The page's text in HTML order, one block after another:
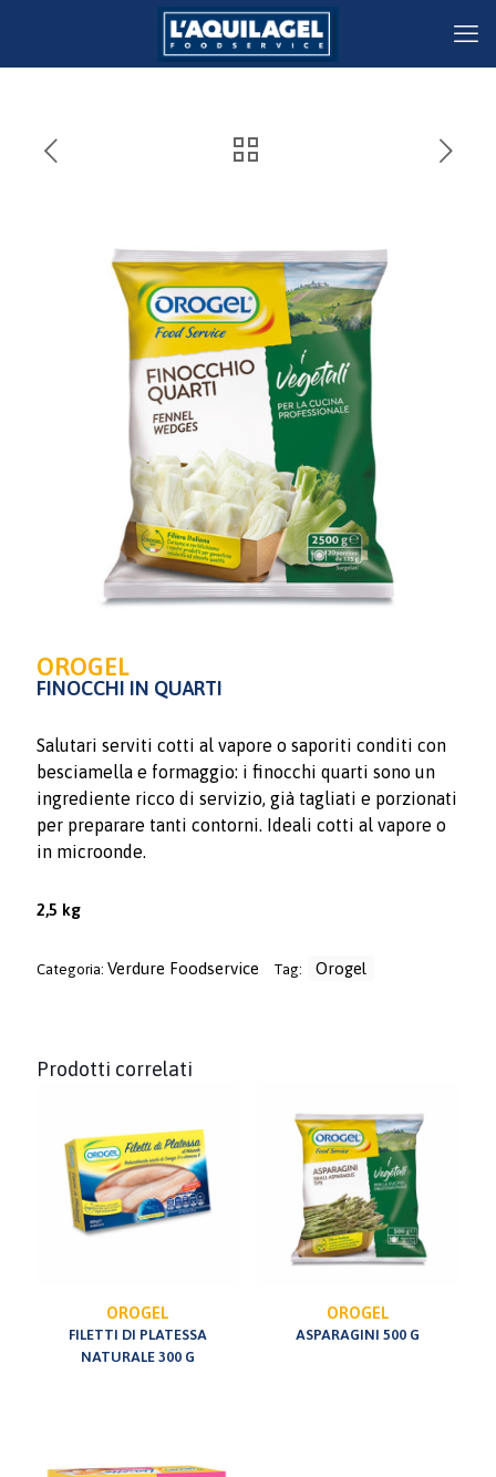
OROGEL
FINOCCHI IN QUARTI
Salutari serviti cotti al vapore o saporiti conditi con
besciamella e formaggio: i finocchi quarti sono un
ingrediente ricco di servizio, già tagliati e porzionati
per preparare tanti contorni. Ideali cotti al vapore o
in microonde.
2,5 kg
Categoria: Verdure Foodservice Tag: Orogel
Prodotti correlati
OROGEL
FILETTI DI PLATESSA
NATURALE 300 G
OROGEL
ASPARAGINI 500 G